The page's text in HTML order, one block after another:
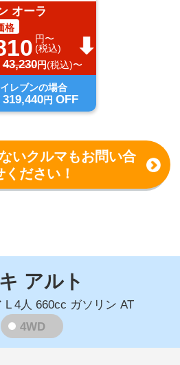
オーラ
格
円〜
(税込)
43,230円(税込)〜
レブンの場合
319,440円 OFF
いクルマもお問い合
ください！
アルト
L 4人 660cc ガソリン AT
4WD